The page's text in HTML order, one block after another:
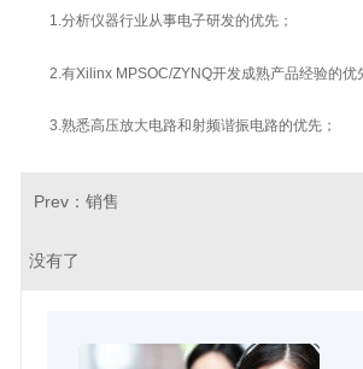
1.分析仪器行业从事电子研发的优先；
2.有Xilinx MPSOC/ZYNQ开发成熟产品经验的优
3.熟悉高压放大电路和射频谐振电路的优先；
Prev： 销售
没有了